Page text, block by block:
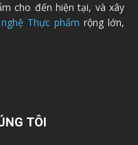
cho đến hiện tại, và xây
Thực phẩm rộng lớn,
TÔI